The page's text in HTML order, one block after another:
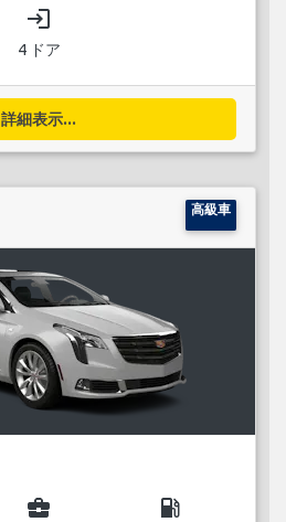
login
4 ドア
詳細表示...
高級車
business_center local_gas_station